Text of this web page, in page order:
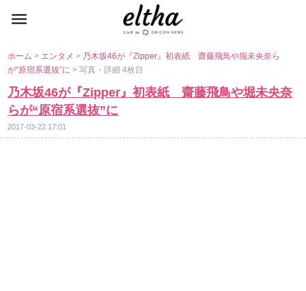
ホーム> エンタメ> 乃木坂46が『Zipper』初表紙 齋藤飛鳥や堀未央奈ら
が“原宿系選抜”に> 写真・詳細 4枚目
乃木坂46が『Zipper』初表紙 齋藤飛鳥や堀未央奈
らが“原宿系選抜”に
2017-03-22 17:01